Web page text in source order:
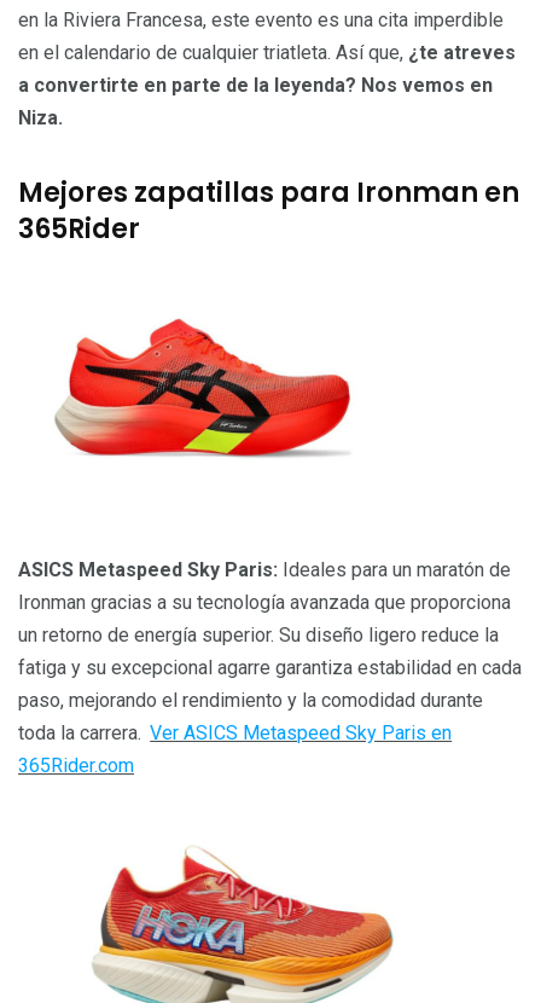
en la Riviera Francesa, este evento es una cita imperdible
en el calendario de cualquier triatleta. Así que, ¿te atreves
a convertirte en parte de la leyenda? Nos vemos en
Niza.
Mejores zapatillas para Ironman en
365Rider
ASICS Metaspeed Sky Paris: Ideales para un maratón de
Ironman gracias a su tecnología avanzada que proporciona
un retorno de energía superior. Su diseño ligero reduce la
fatiga y su excepcional agarre garantiza estabilidad en cada
paso, mejorando el rendimiento y la comodidad durante
toda la carrera. Ver ASICS Metaspeed Sky Paris en
365Rider.com